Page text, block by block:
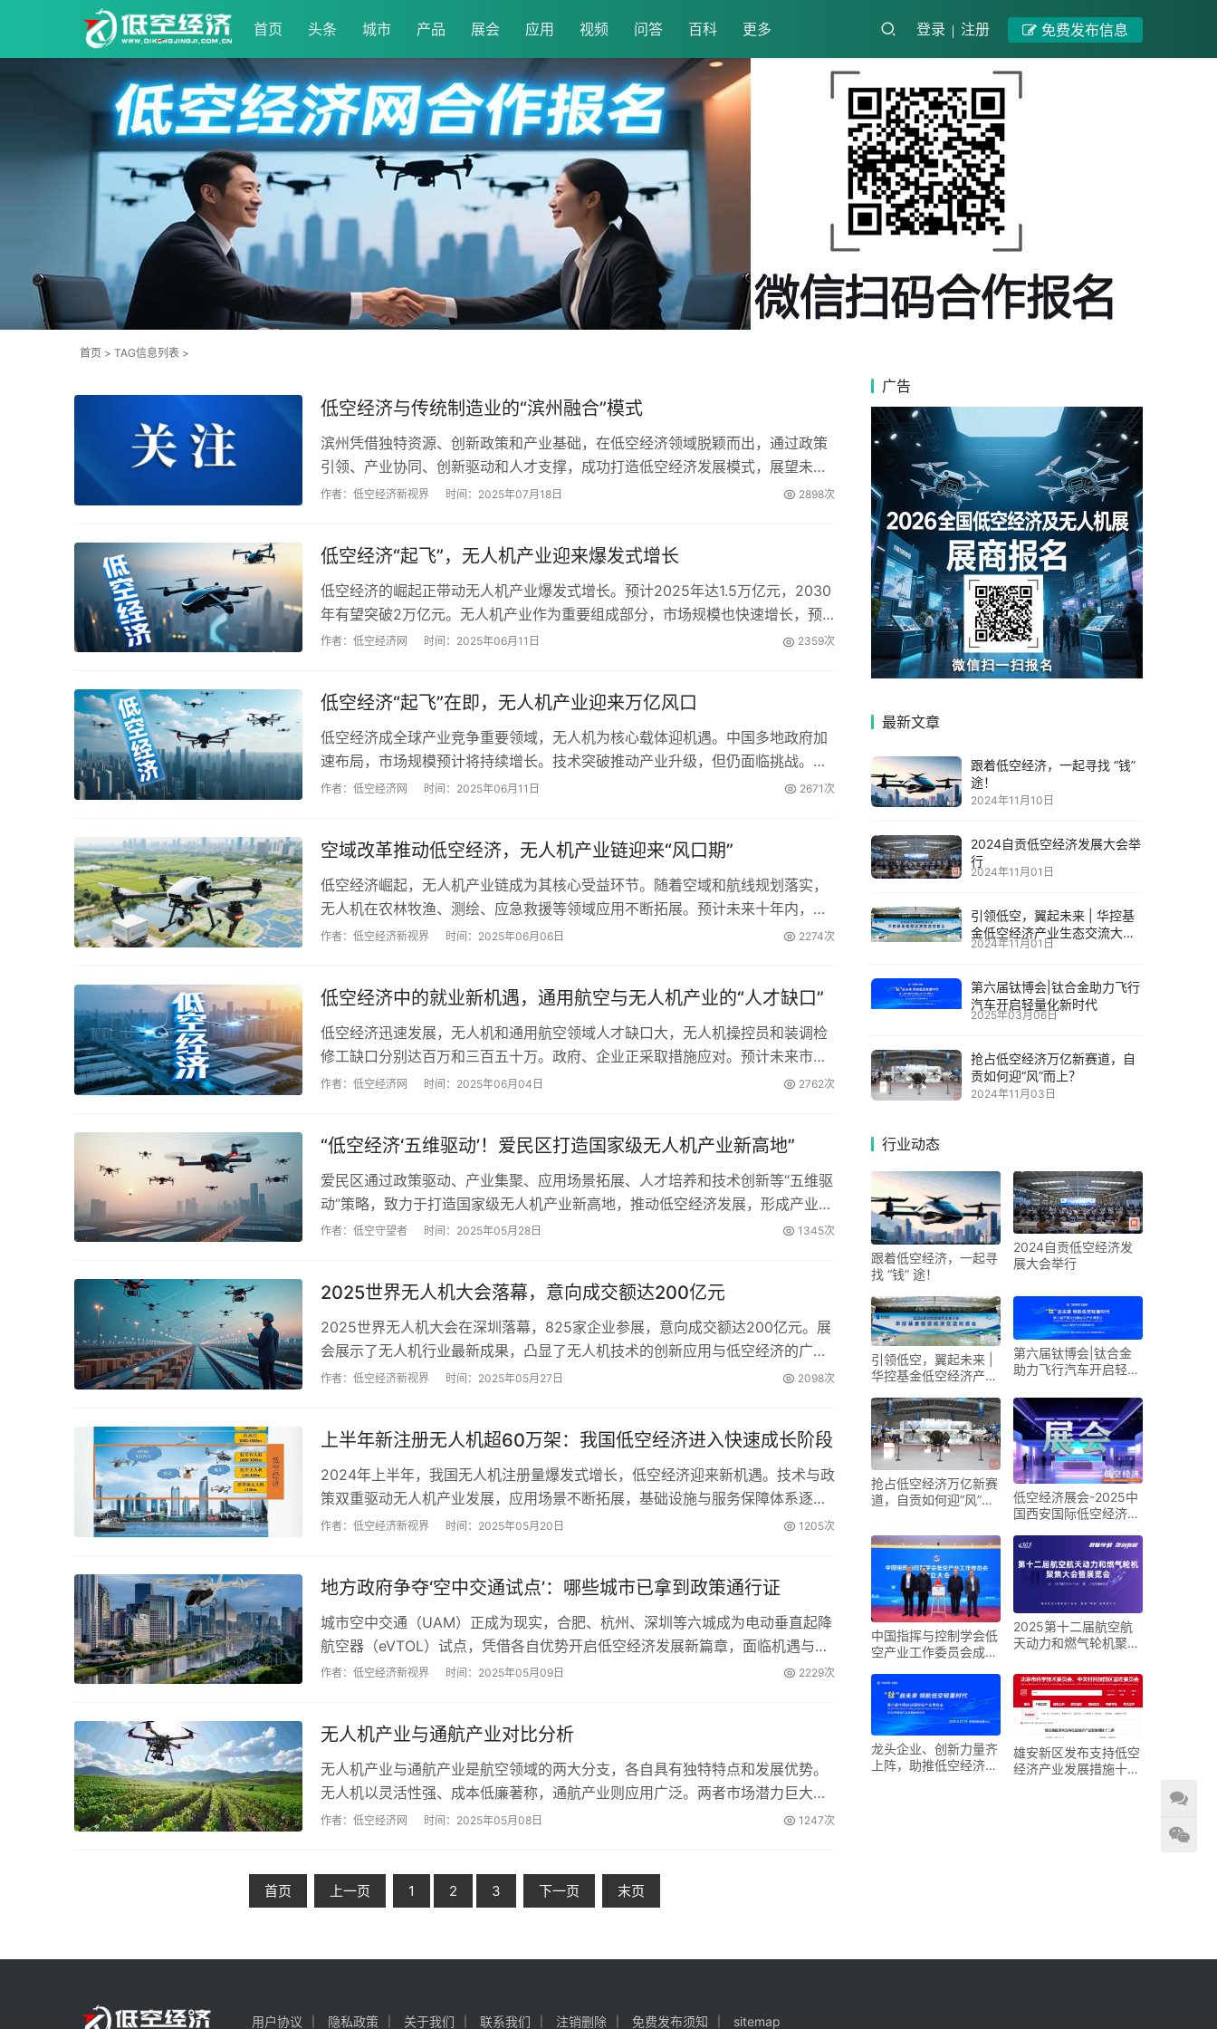
首页 头条 城市 产品 展会 应用 视频 问答 百科 更多 登录 注册 免费发布信息
首页 > TAG信息列表 >
低空经济与传统制造业的“滨州融合”模式
滨州凭借独特资源、创新政策和产业基础，在低空经济领域脱颖而出，通过政策
引领、产业协同、创新驱动和人才支撑，成功打造低空经济发展模式，展望未
来，滨州将继续巩固优势，深化产业融合，推动低空经济区域协同发展。...
作者：低空经济新视界 时间：2025年07月18日 2898次
低空经济“起飞”，无人机产业迎来爆发式增长
低空经济的崛起正带动无人机产业爆发式增长。预计2025年达1.5万亿元，2030
年有望突破2万亿元。无人机产业作为重要组成部分，市场规模也快速增长，预
计2030...
作者：低空经济网 时间：2025年06月11日 2359次
低空经济“起飞”在即，无人机产业迎来万亿风口
低空经济成全球产业竞争重要领域，无人机为核心载体迎机遇。中国多地政府加
速布局，市场规模预计将持续增长。技术突破推动产业升级，但仍面临挑战。展
望未来，低空经济将推广，无人机产业将成为核心支柱。...
作者：低空经济网 时间：2025年06月11日 2671次
空域改革推动低空经济，无人机产业链迎来“风口期”
低空经济崛起，无人机产业链成为其核心受益环节。随着空域和航线规划落实，
无人机在农林牧渔、测绘、应急救援等领域应用不断拓展。预计未来十年内，无
人机产业将呈现规模性爆发，成为推动经济高质量发展的新引擎。...
作者：低空经济新视界 时间：2025年06月06日 2274次
低空经济中的就业新机遇，通用航空与无人机产业的“人才缺口”
低空经济迅速发展，无人机和通用航空领域人才缺口大，无人机操控员和装调检
修工缺口分别达百万和三百五十万。政府、企业正采取措施应对。预计未来市场
规模达1.5万亿元。需政企校协同培养、优化职业认证体系等解决人才短缺问
作者：低空经济网 时间：2025年06月04日 2762次
“低空经济‘五维驱动’！爱民区打造国家级无人机产业新高地”
爱民区通过政策驱动、产业集聚、应用场景拓展、人才培养和技术创新等“五维驱
动”策略，致力于打造国家级无人机产业新高地，推动低空经济发展，形成产业集
群，并提升无人机产业的核心竞争力。...
作者：低空守望者 时间：2025年05月28日 1345次
2025世界无人机大会落幕，意向成交额达200亿元
2025世界无人机大会在深圳落幕，825家企业参展，意向成交额达200亿元。展
会展示了无人机行业最新成果，凸显了无人机技术的创新应用与低空经济的广阔
前景。...
作者：低空经济新视界 时间：2025年05月27日 2098次
上半年新注册无人机超60万架：我国低空经济进入快速成长阶段
2024年上半年，我国无人机注册量爆发式增长，低空经济迎来新机遇。技术与政
策双重驱动无人机产业发展，应用场景不断拓展，基础设施与服务保障体系逐步
完善，低空经济未来发展前景广阔，将为经济社会发展注入新动力。...
作者：低空经济新视界 时间：2025年05月20日 1205次
地方政府争夺‘空中交通试点’：哪些城市已拿到政策通行证
城市空中交通（UAM）正成为现实，合肥、杭州、深圳等六城成为电动垂直起降
航空器（eVTOL）试点，凭借各自优势开启低空经济发展新篇章，面临机遇与挑
战，未来有望成为经济高质量发展的新引擎。...
作者：低空经济新视界 时间：2025年05月09日 2229次
无人机产业与通航产业对比分析
无人机产业与通航产业是航空领域的两大分支，各自具有独特特点和发展优势。
无人机以灵活性强、成本低廉著称，通航产业则应用广泛。两者市场潜力巨大，
未来协同效应将更显著，共同推动航空产业繁荣发展。...
作者：低空经济网 时间：2025年05月08日 1247次
首页 上一页 1 2 3 下一页 末页
广告
最新文章
跟着低空经济，一起寻找 “钱”
途！
2024年11月10日
2024自贡低空经济发展大会举
行
2024年11月01日
引领低空，翼起未来 | 华控基
金低空经济产业生态交流大会
召开
2024年11月01日
第六届钛博会|钛合金助力飞行
汽车开启轻量化新时代
2025年03月06日
抢占低空经济万亿新赛道，自
贡如何迎“风”而上？
2024年11月03日
行业动态
跟着低空经济，一起寻
找 “钱” 途！
2024自贡低空经济发
展大会举行
引领低空，翼起未来 |
华控基金低空经济产业
第六届钛博会|钛合金
助力飞行汽车开启轻量
抢占低空经济万亿新赛
道，自贡如何迎“风”而
低空经济展会-2025中
国西安国际低空经济展
中国指挥与控制学会低
空产业工作委员会成立
2025第十二届航空航
天动力和燃气轮机聚焦
龙头企业、创新力量齐
上阵，助推低空经济进
雄安新区发布支持低空
经济产业发展措施十二
用户协议 隐私政策 关于我们 联系我们 注销删除 免费发布须知 sitemap